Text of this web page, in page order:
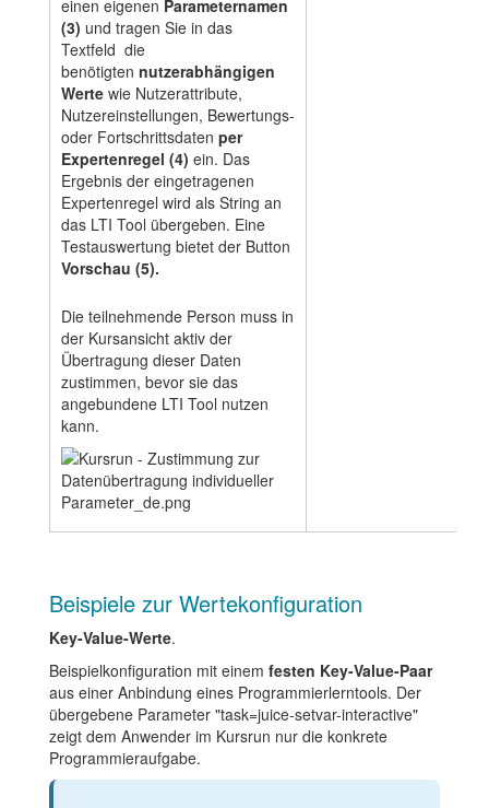
einen eigenen Parameternamen
(3) und tragen Sie in das
Textfeld die
benötigten nutzerabhängigen
Werte wie Nutzerattribute,
Nutzereinstellungen, Bewertungs-
oder Fortschrittsdaten per
Expertenregel (4) ein. Das
Ergebnis der eingetragenen
Expertenregel wird als String an
das LTI Tool übergeben. Eine
Testauswertung bietet der Button
Vorschau (5).
Die teilnehmende Person muss in
der Kursansicht aktiv der
Übertragung dieser Daten
zustimmen, bevor sie das
angebundene LTI Tool nutzen
kann.
Beispiele zur Wertekonfiguration
Key-Value-Werte.
Beispielkonfiguration mit einem festen Key-Value-Paar
aus einer Anbindung eines Programmierlerntools. Der
übergebene Parameter "task=juice-setvar-interactive"
zeigt dem Anwender im Kursrun nur die konkrete
Programmieraufgabe.